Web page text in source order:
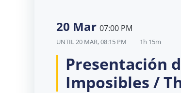
20 Mar 07:00 PM
UNTIL20 MAR, 08:15 PM 1h 15m
Presentación
Imposibles /